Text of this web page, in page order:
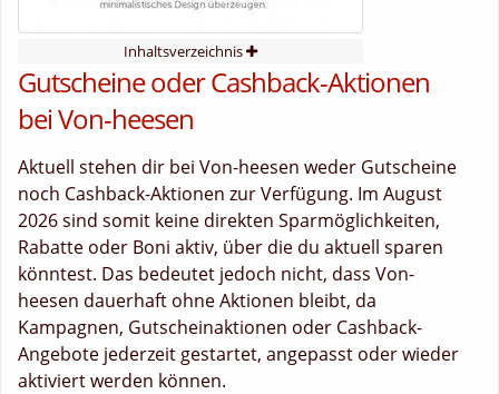
Inhaltsverzeichnis
Gutscheine oder Cashback-Aktionen
bei Von-heesen
Aktuell stehen dir bei Von-heesen weder Gutscheine
noch Cashback-Aktionen zur Verfügung. Im August
2026 sind somit keine direkten Sparmöglichkeiten,
Rabatte oder Boni aktiv, über die du aktuell sparen
könntest. Das bedeutet jedoch nicht, dass Von-
heesen dauerhaft ohne Aktionen bleibt, da
Kampagnen, Gutscheinaktionen oder Cashback-
Angebote jederzeit gestartet, angepasst oder wieder
aktiviert werden können.